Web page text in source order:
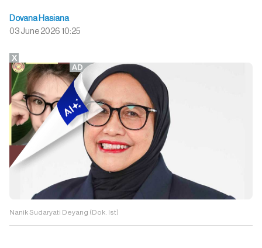
Dovana Hasiana
03 June 2026 10:25
Nanik Sudaryati Deyang (Dok. Ist)
X